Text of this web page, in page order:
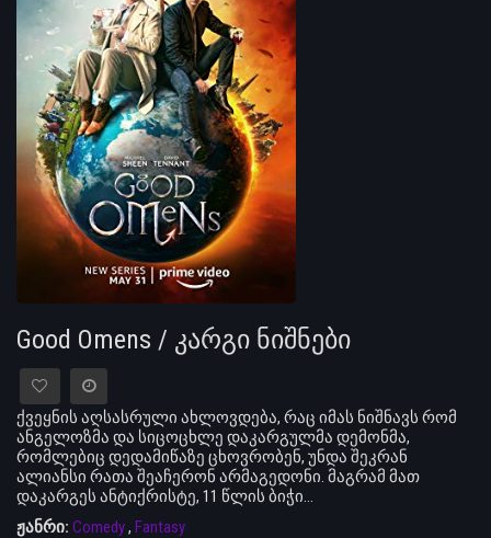
Good Omens / კარგი ნიშნები
ქვეყნის აღსასრული ახლოვდება, რაც იმას ნიშნავს რომ
ანგელოზმა და სიცოცხლე დაკარგულმა დემონმა,
რომლებიც დედამიწაზე ცხოვრობენ, უნდა შეკრან
ალიანსი რათა შეაჩერონ არმაგედონი. მაგრამ მათ
დაკარგეს ანტიქრისტე, 11 წლის ბიჭი...
ჟანრი: Comedy, Fantasy